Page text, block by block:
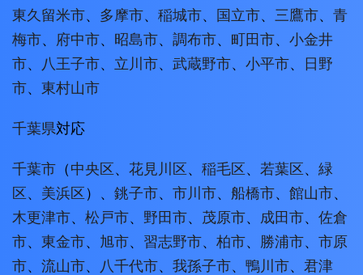
東久留米市、 多摩市、 稲城市、 国立市、 三鷹市、 青
梅市、 府中市、 昭島市、 調布市、 町田市、 小金井
市、 八王子市、 立川市、 武蔵野市、 小平市、 日野
市、 東村山市
千葉県対応
千葉市 （中央区、 花見川区、 稲毛区、 若葉区、 緑
区、 美浜区）、 銚子市、 市川市、 船橋市、 館山市、
木更津市、 松戸市、 野田市、 茂原市、 成田市、 佐倉
市、 東金市、 旭市、 習志野市、 柏市、 勝浦市、 市原
市、 流山市、 八千代市、 我孫子市、 鴨川市、 君津